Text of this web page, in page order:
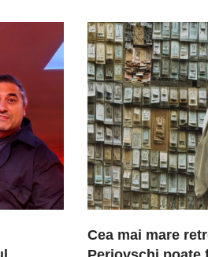
Cea mai mare